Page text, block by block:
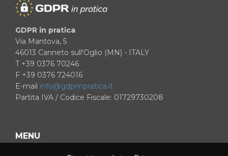
GDPR in pratica
Via Mantova, 5
46013 Canneto sull'Oglio (MN) - ITALY
T +39 0376 70246
F +39 0376 724016
E-mail info@gdprinpratica.it
Partita IVA / Codice Fiscale: 01729730208
MENU